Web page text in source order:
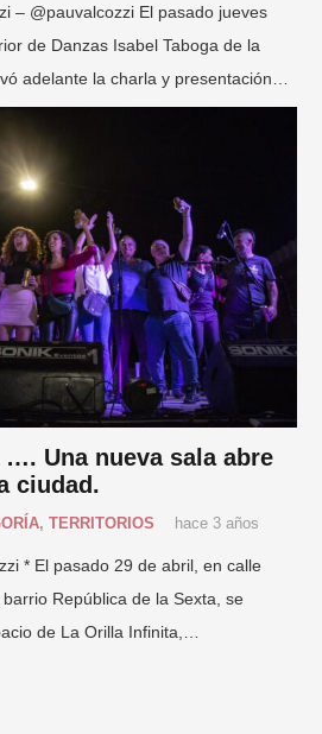
– @pauvalcozzi El pasado jueves
de Danzas Isabel Taboga de la
adelante la charla y presentación…
Una nueva sala abre
ciudad.
, TERRITORIOS hace 3 años
* El pasado 29 de abril, en calle
República de la Sexta, se
de La Orilla Infinita,…